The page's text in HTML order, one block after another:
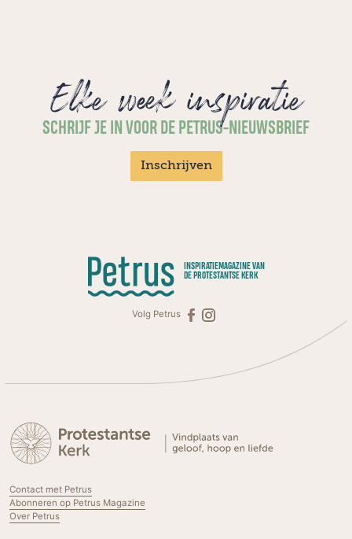
Elke week inspiratie
SCHRIJF JE IN VOOR DE PETRUS-NIEUWSBRIEF
Inschrijven
INSPIRATIEMAGAZINE VAN
DE PROTESTANTSE KERK
Volg Petrus
Contact met Petrus
Abonneren op Petrus Magazine
Over Petrus